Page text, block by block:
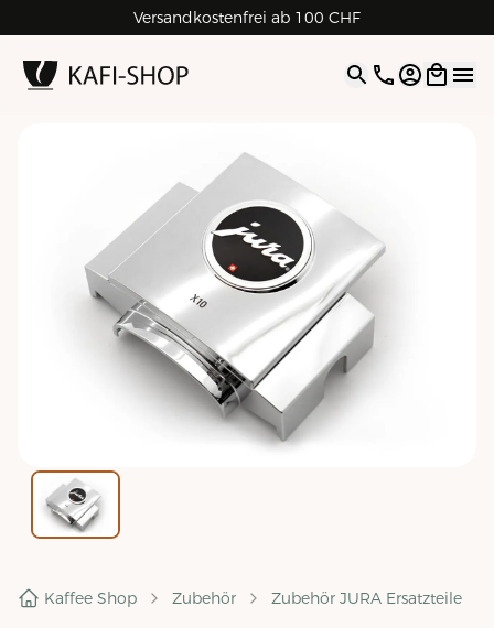
Versandkostenfrei ab 100 CHF
4.9| 5.0 Google
Open
Kaffee Shop Zubehör Zubehör JURA Ersatzteile